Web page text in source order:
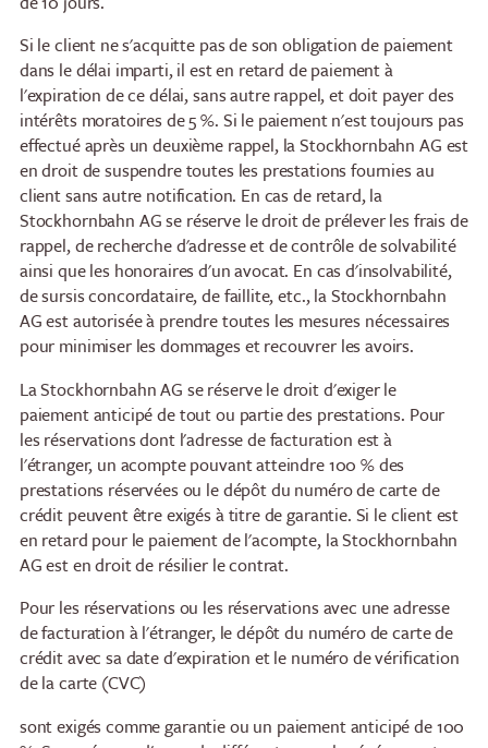
Si le client ne s'acquitte pas de son obligation de paiement
dans le délai imparti, il est en retard de paiement à
l'expiration de ce délai, sans autre rappel, et doit payer des
intérêts moratoires de 5 %. Si le paiement n'est toujours pas
effectué après un deuxième rappel, la Stockhornbahn AG est
en droit de suspendre toutes les prestations fournies au
client sans autre notification. En cas de retard, la
Stockhornbahn AG se réserve le droit de prélever les frais de
rappel, de recherche d'adresse et de contrôle de solvabilité
ainsi que les honoraires d'un avocat. En cas d'insolvabilité,
de sursis concordataire, de faillite, etc., la Stockhornbahn
AG est autorisée à prendre toutes les mesures nécessaires
pour minimiser les dommages et recouvrer les avoirs.
La Stockhornbahn AG se réserve le droit d'exiger le
paiement anticipé de tout ou partie des prestations. Pour
les réservations dont l'adresse de facturation est à
l'étranger, un acompte pouvant atteindre 100 % des
prestations réservées ou le dépôt du numéro de carte de
crédit peuvent être exigés à titre de garantie. Si le client est
en retard pour le paiement de l'acompte, la Stockhornbahn
AG est en droit de résilier le contrat.
Pour les réservations ou les réservations avec une adresse
de facturation à l'étranger, le dépôt du numéro de carte de
crédit avec sa date d'expiration et le numéro de vérification
de la carte (CVC)
sont exigés comme garantie ou un paiement anticipé de 100